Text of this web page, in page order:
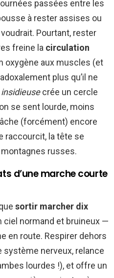
passées entre les
à rester assises ou
Pourtant, rester
freine la circulation
oxygène aux muscles (et
plus qu’il ne
crée un cercle
se sent lourde, moins
(forcément) encore
raccourcit, la tête se
montagnes russes.
d’une marche courte
sortir marcher dix
normand et bruineux —
en route. Respirer dehors
nerveux, relance
lourdes !), et offre un